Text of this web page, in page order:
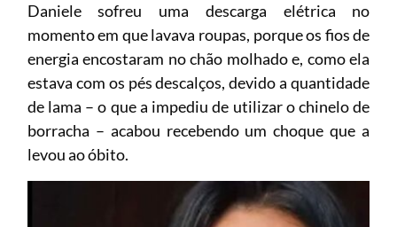
Daniele sofreu uma descarga elétrica no
momento em que lavava roupas, porque os fios de
energia encostaram no chão molhado e, como ela
estava com os pés descalços, devido a quantidade
de lama – o que a impediu de utilizar o chinelo de
borracha – acabou recebendo um choque que a
levou ao óbito.